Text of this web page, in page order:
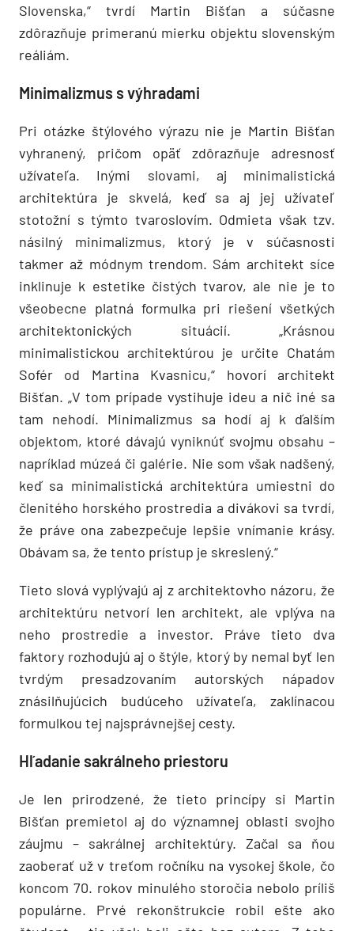
Slovenska,“ tvrdí Martin Bišťan a súčasne
zdôrazňuje primeranú mierku objektu slovenským
reáliám.
Minimalizmus s výhradami
Pri otázke štýlového výrazu nie je Martin Bišťan
vyhranený, pričom opäť zdôrazňuje adresnosť
užívateľa. Inými slovami, aj minimalistická
architektúra je skvelá, keď sa aj jej užívateľ
stotožní s týmto tvaroslovím. Odmieta však tzv.
násilný minimalizmus, ktorý je v súčasnosti
takmer až módnym trendom. Sám architekt síce
inklinuje k estetike čistých tvarov, ale nie je to
všeobecne platná formulka pri riešení všetkých
architektonických situácií. „Krásnou
minimalistickou architektúrou je určite Chatám
Sofér od Martina Kvasnicu,“ hovorí architekt
Bišťan. „V tom prípade vystihuje ideu a nič iné sa
tam nehodí. Minimalizmus sa hodí aj k ďalším
objektom, ktoré dávajú vyniknúť svojmu obsahu –
napríklad múzeá či galérie. Nie som však nadšený,
keď sa minimalistická architektúra umiestni do
členitého horského prostredia a divákovi sa tvrdí,
že práve ona zabezpečuje lepšie vnímanie krásy.
Obávam sa, že tento prístup je skreslený.“
Tieto slová vyplývajú aj z architektovho názoru, že
architektúru netvorí len architekt, ale vplýva na
neho prostredie a investor. Práve tieto dva
faktory rozhodujú aj o štýle, ktorý by nemal byť len
tvrdým presadzovaním autorských nápadov
znásilňujúcich budúceho užívateľa, zaklínacou
formulkou tej najsprávnejšej cesty.
Hľadanie sakrálneho priestoru
Je len prirodzené, že tieto princípy si Martin
Bišťan premietol aj do významnej oblasti svojho
záujmu – sakrálnej architektúry. Začal sa ňou
zaoberať už v treťom ročníku na vysokej škole, čo
koncom 70. rokov minulého storočia nebolo príliš
populárne. Prvé rekonštrukcie robil ešte ako